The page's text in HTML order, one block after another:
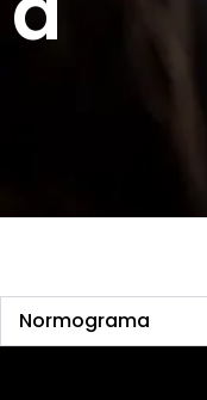
Normograma